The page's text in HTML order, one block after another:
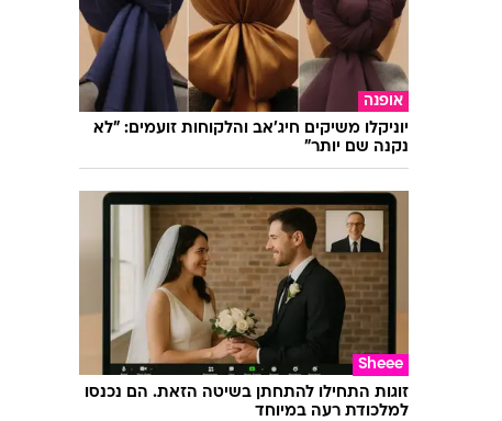
אופנה
יוניקלו משיקים חיג'אב והלקוחות זועמים: "לא
נקנה שם יותר"
Sheee
זוגות התחילו להתחתן בשיטה הזאת. הם נכנסו
למלכודת רעה במיוחד